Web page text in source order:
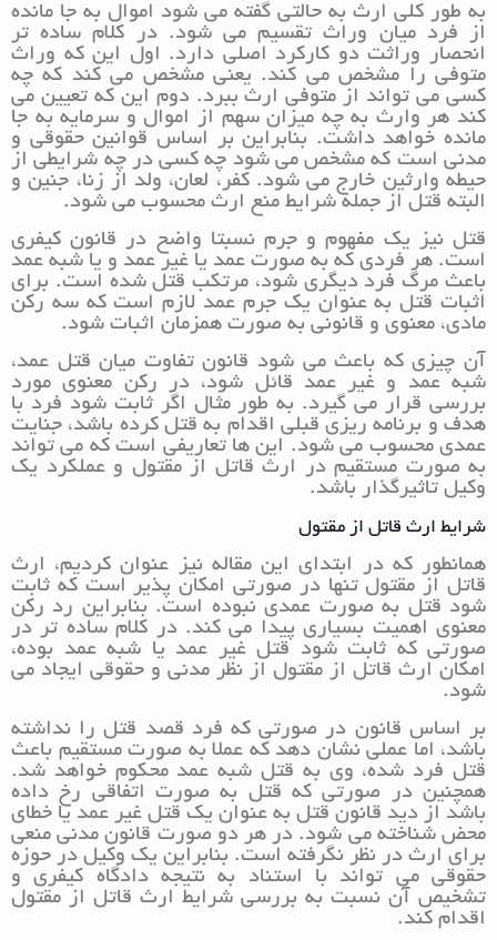
به طور کلی ارث به حالتی گفته می شود اموال به جا مانده
از فرد میان وراث تقسیم می شود. در کلام ساده تر
انحصار وراثت دو کارکرد اصلی دارد. اول این که وراث
متوفی را مشخص می کند. یعنی مشخص می کند که چه
کسی می تواند از متوفی ارث ببرد. دوم این که تعیین می
کند هر وارث به چه میزان سهم از اموال و سرمایه به جا
مانده خواهد داشت. بنابراین بر اساس قوانین حقوقی و
مدنی است که مشخص می شود چه کسی در چه شرایطی از
حیطه وارثین خارج می شود. کفر، لعان، ولد از زنا، جنین و
البته قتل از جمله شرایط منع ارث محسوب می شود.
قتل نیز یک مفهوم و جرم نسبتا واضح در قانون کیفری
است. هر فردی که به صورت عمد یا غیر عمد و یا شبه عمد
باعث مرگ فرد دیگری شود، مرتکب قتل شده است. برای
اثبات قتل به عنوان یک جرم عمد لازم است که سه رکن
مادی، معنوی و قانونی به صورت همزمان اثبات شود.
آن چیزی که باعث می شود قانون تفاوت میان قتل عمد،
شبه عمد و غیر عمد قائل شود، در رکن معنوی مورد
بررسی قرار می گیرد. به طور مثال اگر ثابت شود فرد با
هدف و برنامه ریزی قبلی اقدام به قتل کرده باشد، جنایت
عمدی محسوب می شود. این ها تعاریفی است که می تواند
به صورت مستقیم در ارث قاتل از مقتول و عملکرد یک
وکیل تاثیرگذار باشد.
شرایط ارث قاتل از مقتول
همانطور که در ابتدای این مقاله نیز عنوان کردیم، ارث
قاتل از مقتول تنها در صورتی امکان پذیر است که ثابت
شود قتل به صورت عمدی نبوده است. بنابراین رد رکن
معنوی اهمیت بسیاری پیدا می کند. در کلام ساده تر در
صورتی که ثابت شود قتل غیر عمد یا شبه عمد بوده،
امکان ارث قاتل از مقتول از نظر مدنی و حقوقی ایجاد می
شود.
بر اساس قانون در صورتی که فرد قصد قتل را نداشته
باشد، اما عملی نشان دهد که عملا به صورت مستقیم باعث
قتل فرد شده، وی به قتل شبه عمد محکوم خواهد شد.
همچنین در صورتی که قتل به صورت اتفاقی رخ داده
باشد از دید قانون قتل به عنوان یک قتل غیر عمد یا خطای
محض شناخته می شود. در هر دو صورت قانون مدنی منعی
برای ارث در نظر نگرفته است. بنابراین یک وکیل در حوزه
حقوقی می تواند با استناد به نتیجه دادگاه کیفری و
تشخیص آن نسبت به بررسی شرایط ارث قاتل از مقتول
اقدام کند.